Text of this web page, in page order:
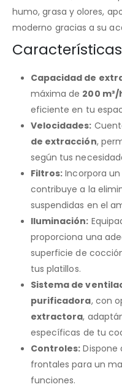
humo, grasa y olores,
moderno gracias a su
Capacidad de
máxima de 200 m³/
eficiente en tu
Velocidades:
de extracción,
según tus
Filtros: Incorpora un
contribuye a la
suspendidas en el
Iluminación:
proporciona una
superficie de
tus platillos.
Sistema de
purificadora, con
extractora,
específicas de tu
Controles: Dispone
frontales para un
funciones.